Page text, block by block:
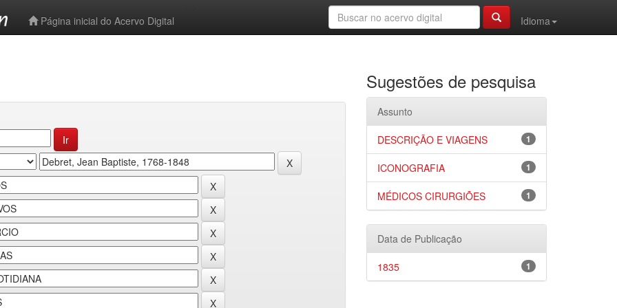
Página inicial do Acervo Digital
Idioma
Sugestões de pesquisa
Assunto
1
DESCRIÇÃO E VIAGENS
1
ICONOGRAFIA
1
MÉDICOS CIRURGIÕES
Data de Publicação
1
1835